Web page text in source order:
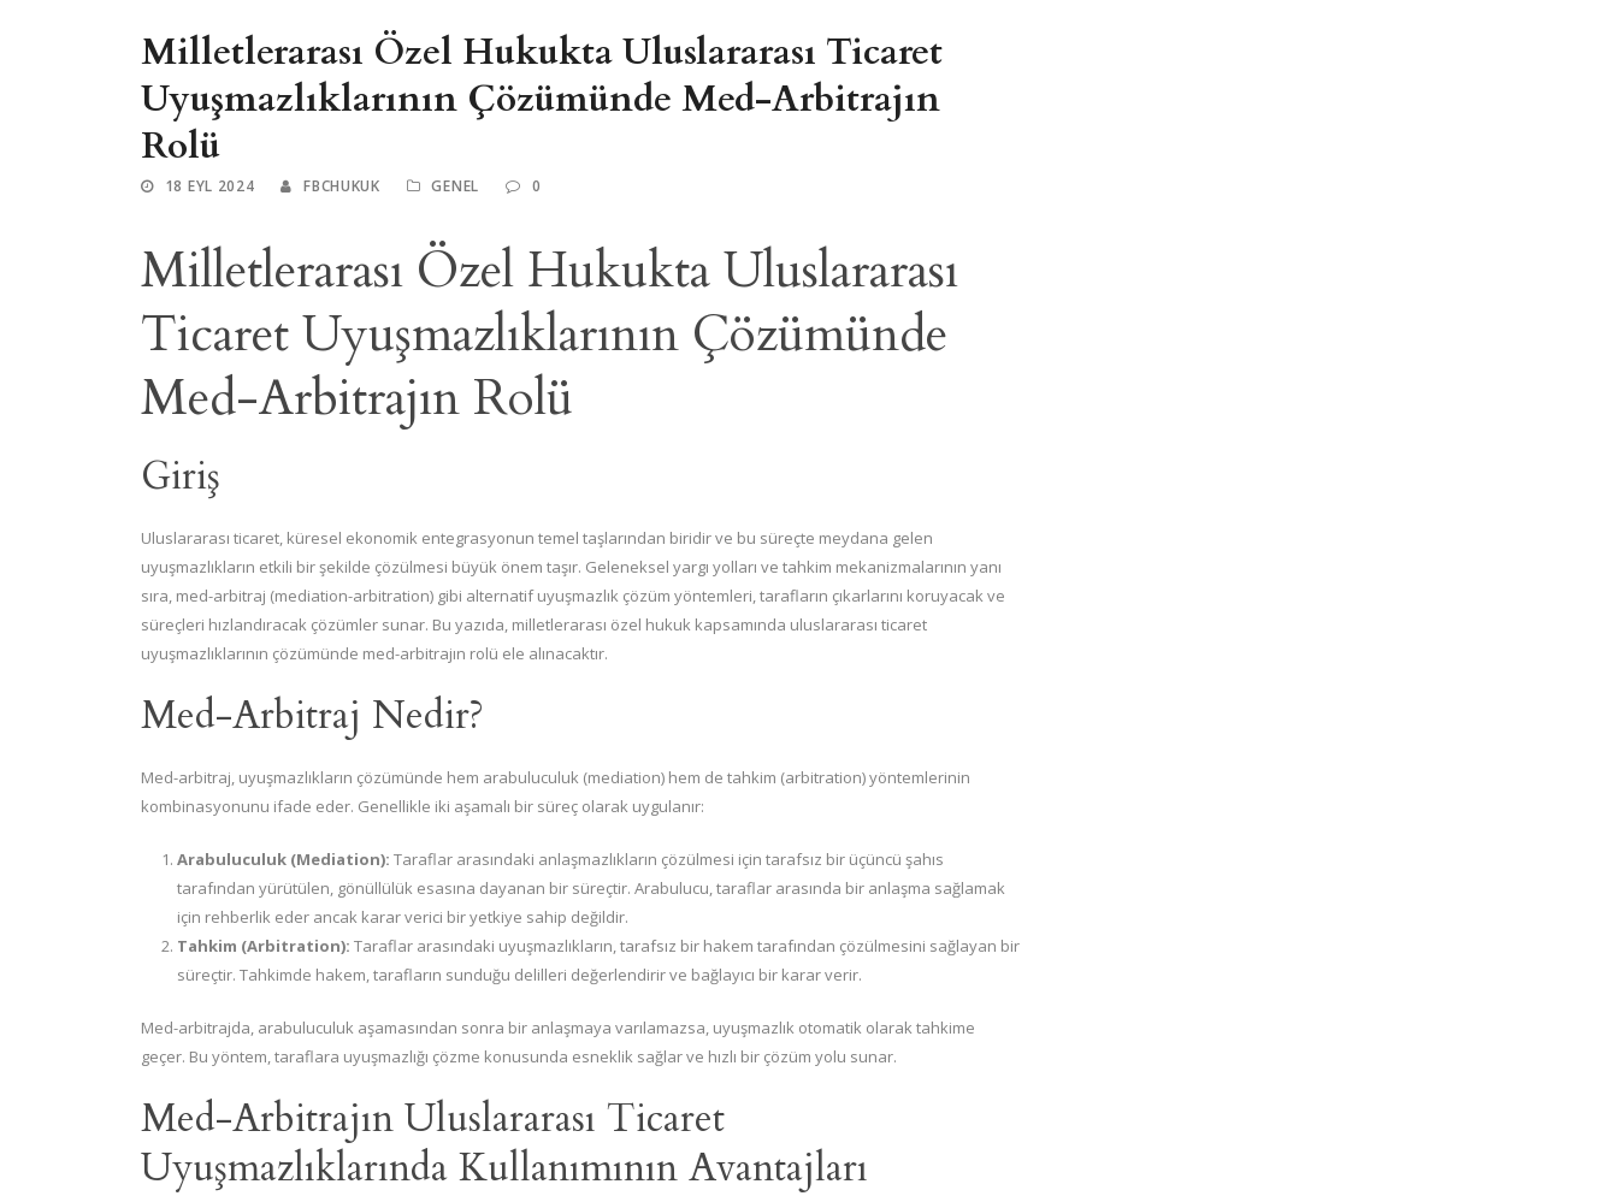
Milletlerarası Özel Hukukta Uluslararası Ticaret
Uyuşmazlıklarının Çözümünde Med-Arbitrajın
Rolü
18 EYL 2024 FBCHUKUK GENEL 0
Milletlerarası Özel Hukukta Uluslararası
Ticaret Uyuşmazlıklarının Çözümünde
Med-Arbitrajın Rolü
Giriş
Uluslararası ticaret, küresel ekonomik entegrasyonun temel taşlarından biridir ve bu süreçte meydana gelen
uyuşmazlıkların etkili bir şekilde çözülmesi büyük önem taşır. Geleneksel yargı yolları ve tahkim mekanizmalarının yanı
sıra, med-arbitraj (mediation-arbitration) gibi alternatif uyuşmazlık çözüm yöntemleri, tarafların çıkarlarını koruyacak ve
süreçleri hızlandıracak çözümler sunar. Bu yazıda, milletlerarası özel hukuk kapsamında uluslararası ticaret
uyuşmazlıklarının çözümünde med-arbitrajın rolü ele alınacaktır.
Med-Arbitraj Nedir?
Med-arbitraj, uyuşmazlıkların çözümünde hem arabuluculuk (mediation) hem de tahkim (arbitration) yöntemlerinin
kombinasyonunu ifade eder. Genellikle iki aşamalı bir süreç olarak uygulanır:
Arabuluculuk (Mediation): Taraflar arasındaki anlaşmazlıkların çözülmesi için tarafsız bir üçüncü şahıs
tarafından yürütülen, gönüllülük esasına dayanan bir süreçtir. Arabulucu, taraflar arasında bir anlaşma sağlamak
için rehberlik eder ancak karar verici bir yetkiye sahip değildir.
Tahkim (Arbitration): Taraflar arasındaki uyuşmazlıkların, tarafsız bir hakem tarafından çözülmesini sağlayan bir
süreçtir. Tahkimde hakem, tarafların sunduğu delilleri değerlendirir ve bağlayıcı bir karar verir.
Med-arbitrajda, arabuluculuk aşamasından sonra bir anlaşmaya varılamazsa, uyuşmazlık otomatik olarak tahkime
geçer. Bu yöntem, taraflara uyuşmazlığı çözme konusunda esneklik sağlar ve hızlı bir çözüm yolu sunar.
Med-Arbitrajın Uluslararası Ticaret
Uyuşmazlıklarında Kullanımının Avantajları